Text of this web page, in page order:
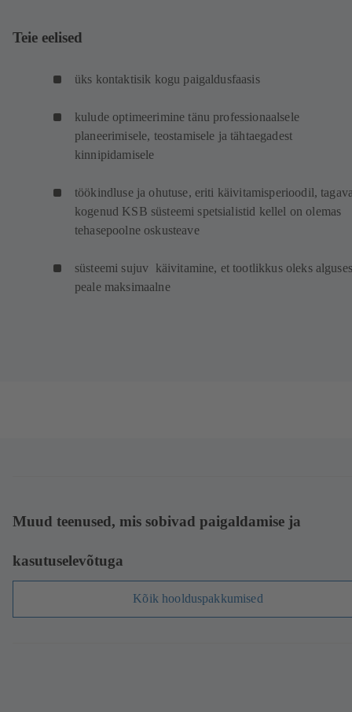
Teie eelised
üks kontaktisik kogu paigaldusfaasis
kulude optimeerimine tänu professionaalsele
planeerimisele, teostamisele ja tähtaegadest
kinnipidamisele
töökindluse ja ohutuse, eriti käivitamisperioodil,
kogenud KSB süsteemi spetsialistid kellel on olemas
tehasepoolne oskusteave
süsteemi sujuv käivitamine, et tootlikkus oleks
peale maksimaalne
Muud teenused, mis sobivad paigaldamise ja
kasutuselevõtuga
Kõik hoolduspakkumised